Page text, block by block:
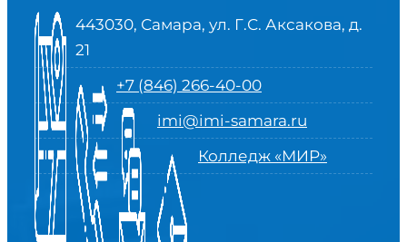
443030, Самара, ул. Г.С. Аксакова, д.
21
+7 (846) 266-40-00
imi@imi-samara.ru
Колледж «МИР»